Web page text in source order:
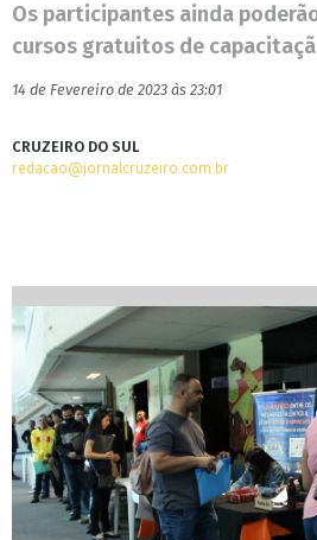
Os participantes ainda
cursos gratuitos de
14 de Fevereiro de 2023 às 23:01
CRUZEIRO DO SUL
redacao@jornalcruzeiro.com.br